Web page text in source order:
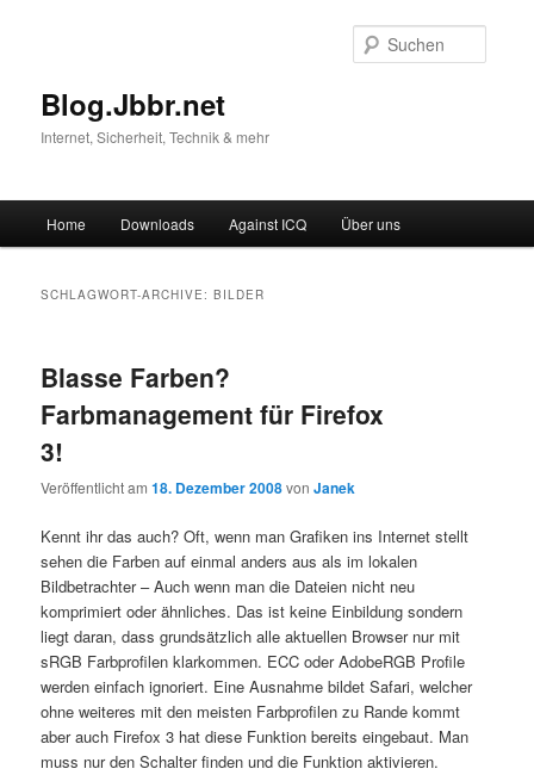
Blog.Jbbr.net
Internet, Sicherheit, Technik & mehr
Zum
Zum
wechseln
Home Downloads Against ICQ Über uns
SCHLAGWORT-ARCHIVE:BILDER
Blasse Farben?
Farbmanagement für Firefox
3!
Veröffentlicht am18. Dezember 2008vonJanek
Kennt ihr das auch? Oft, wenn man Grafiken ins Internet stellt
sehen die Farben auf einmal anders aus als im lokalen
Bildbetrachter – Auch wenn man die Dateien nicht neu
komprimiert oder ähnliches. Das ist keine Einbildung sondern
liegt daran, dass grundsätzlich alle aktuellen Browser nur mit
sRGB Farbprofilen klarkommen. ECC oder AdobeRGB Profile
werden einfach ignoriert. Eine Ausnahme bildet Safari, welcher
ohne weiteres mit den meisten Farbprofilen zu Rande kommt
aber auch Firefox 3 hat diese Funktion bereits eingebaut. Man
muss nur den Schalter finden und die Funktion aktivieren.